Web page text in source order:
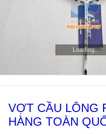
Loading...
VỢT CẦU LÔNG
HÀNG TOÀN